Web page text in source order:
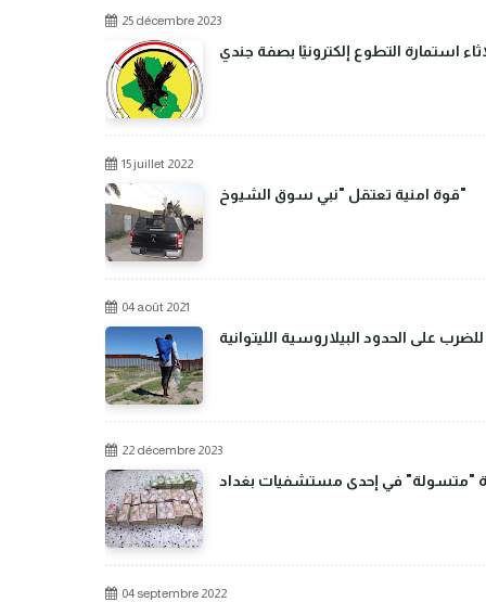
25 décembre 2023
استمارة التطوع إلكترونيًا بصفة جندي
15 juillet 2022
قوة امنية تعتقل "نبي سوق الشيوخ"
04 août 2021
على الحدود البيلاروسية الليتوانية
22 décembre 2023
"متسولة" في إحدى مستشفيات بغداد
04 septembre 2022